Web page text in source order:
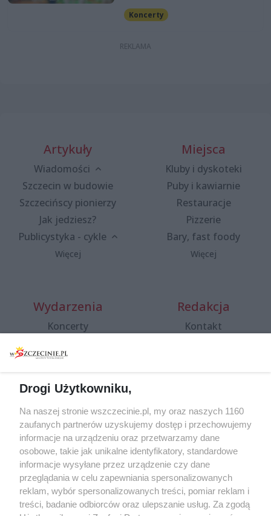
Koncerty
Artykuły
Wiadomości
Szczecin w budowie
Szczecińscy pionierzy
Jak jedziesz?
Publicystyka - cykle
Więcej
Miejsca
Kluby i dyskoteki
Puby i kawiarnie
Restauracje
Pizzerie
Bary, fast foody
Więcej
Wydarzenia
Koncerty
Spacery i oprowadzania
targi
Wernisaże
Więcej
Redakcja
Kontakt
Specjalny koncert z okazji
20. urodzin portalu
wSzczecinie.pl
Regulamin konkursów
śniadaniówka "Hej
Szczecin! Jest piątek!"
Drogi Użytkowniku,
Na naszej stronie wszczecinie.pl, my oraz naszych 1160
zaufanych partnerów uzyskujemy dostęp i przechowujemy
informacje na urządzeniu oraz przetwarzamy dane
osobowe, takie jak unikalne identyfikatory, standardowe
informacje wysyłane przez urządzenie czy dane
przeglądania w celu zapewniania spersonalizowanych
reklam, wybór spersonalizowanych treści, pomiar reklam i
treści, badanie odbiorców oraz ulepszanie usług. Za zgodą